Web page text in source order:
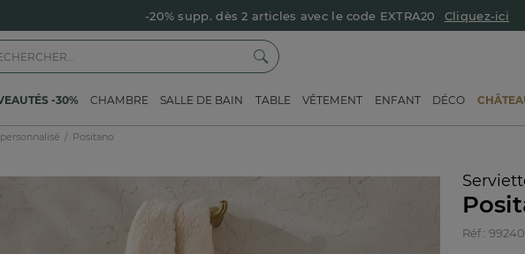
-20% supp. dès 2 articles avec le code EXTRA20 Cliquez-ici
-30% CHAMBRE SALLE DE BAIN TABLE VÊTEMENT ENFANT DÉCO
Positano
Réf :